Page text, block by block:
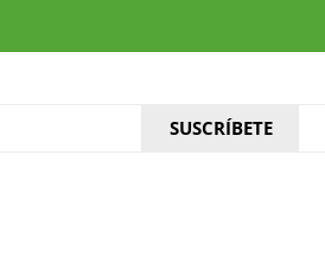
SUSCRÍBETE